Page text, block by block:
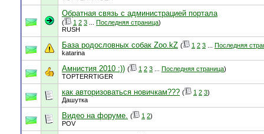
Обратная связь с администрацией портала
( 1 2 3 Последняя страница)
RUSH
База родословных собак Zoo.kZ ( 1 2 3
Последняя
katarina
Амнистия 2010 :)) ( 1 2 3 Последняя страница)
TOPTERRTIGER
как авторизоваться новичкам??? ( 1 2 3)
Дашутка
Видео на форуме. ( 1 2)
POV